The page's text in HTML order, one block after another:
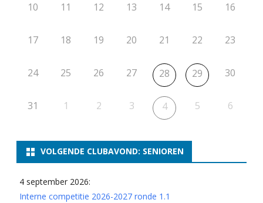
10 11 12 13 14 15 16
17 18 19 20 21 22 23
24 25 26 27 28 29 30
31 1 2 3 4 5 6
VOLGENDE CLUBAVOND: SENIOREN
4 september 2026:
Interne competitie 2026-2027 ronde 1.1